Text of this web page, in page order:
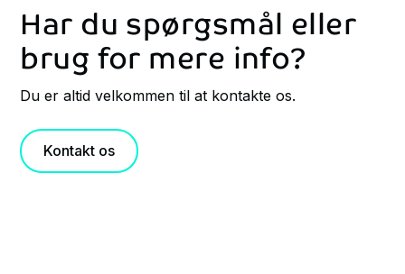
Har du spørgsmål eller
brug for mere info?
Du er altid velkommen til at kontakte os.
Kontakt os